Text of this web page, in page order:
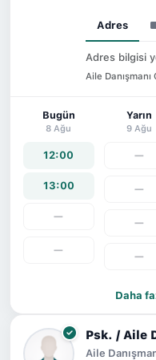
Adres
Adres bilgisi
Aile Danışmanı
Bugün
8 Ağu
12:00
13:00
—
—
Yarın
9 Ağu
—
—
—
—
Daha
Psk. / Aile
Aile